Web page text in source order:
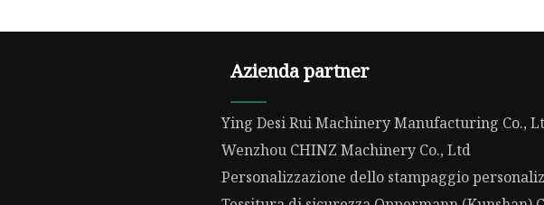
Azienda partner
Ying Desi Rui Machinery Manufacturing Co.,
Wenzhou CHINZ Machinery Co., Ltd
Personalizzazione dello stampaggio